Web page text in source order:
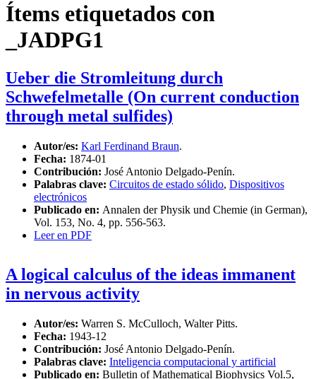
Ítems etiquetados con
_JADPG1
Ueber die Stromleitung durch
Schwefelmetalle (On current conduction
through metal sulfides)
Autor/es: Karl Ferdinand Braun.
Fecha: 1874-01
Contribución: José Antonio Delgado-Penín.
Palabras clave: Circuitos de estado sólido, Dispositivos
electrónicos
Publicado en: Annalen der Physik und Chemie (in German),
Vol. 153, No. 4, pp. 556-563.
Leer en PDF
A logical calculus of the ideas immanent
in nervous activity
Autor/es: Warren S. McCulloch, Walter Pitts.
Fecha: 1943-12
Contribución: José Antonio Delgado-Penín.
Palabras clave: Inteligencia computacional y artificial
Publicado en: Bulletin of Mathematical Biophysics Vol.5,